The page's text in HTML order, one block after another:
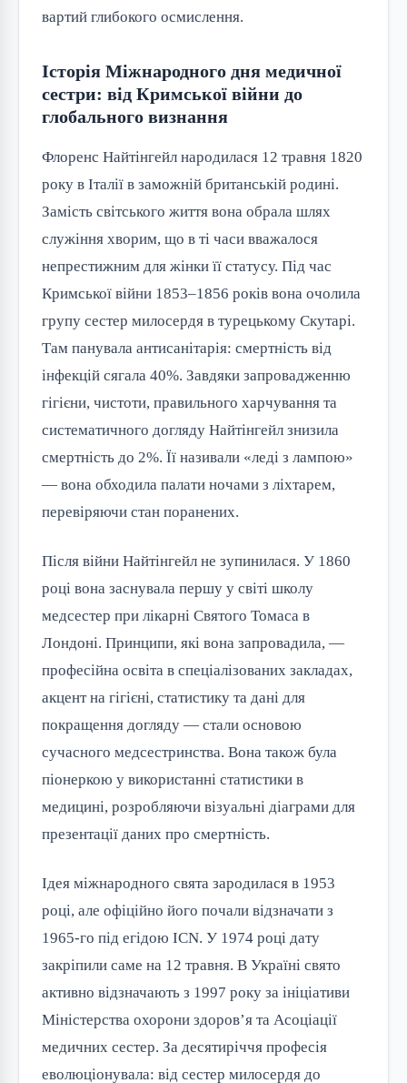
вартий глибокого осмислення.
Історія Міжнародного дня медичної
сестри: від Кримської війни до
глобального визнання
Флоренс Найтінгейл народилася 12 травня 1820
року в Італії в заможній британській родині.
Замість світського життя вона обрала шлях
служіння хворим, що в ті часи вважалося
непрестижним для жінки її статусу. Під час
Кримської війни 1853–1856 років вона очолила
групу сестер милосердя в турецькому Скутарі.
Там панувала антисанітарія: смертність від
інфекцій сягала 40%. Завдяки запровадженню
гігієни, чистоти, правильного харчування та
систематичного догляду Найтінгейл знизила
смертність до 2%. Її називали «леді з лампою»
— вона обходила палати ночами з ліхтарем,
перевіряючи стан поранених.
Після війни Найтінгейл не зупинилася. У 1860
році вона заснувала першу у світі школу
медсестер при лікарні Святого Томаса в
Лондоні. Принципи, які вона запровадила, —
професійна освіта в спеціалізованих закладах,
акцент на гігієні, статистику та дані для
покращення догляду — стали основою
сучасного медсестринства. Вона також була
піонеркою у використанні статистики в
медицині, розробляючи візуальні діаграми для
презентації даних про смертність.
Ідея міжнародного свята зародилася в 1953
році, але офіційно його почали відзначати з
1965-го під егідою ICN. У 1974 році дату
закріпили саме на 12 травня. В Україні свято
активно відзначають з 1997 року за ініціативи
Міністерства охорони здоров’я та Асоціації
медичних сестер. За десятиріччя професія
еволюціонувала: від сестер милосердя до